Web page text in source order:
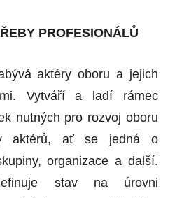
PROFESIONÁLŮ
aktéry oboru a jejich
Vytváří a ladí rámec
nutných pro rozvoj oboru
aktérů, ať se jedná o
organizace a další.
stav na úrovni